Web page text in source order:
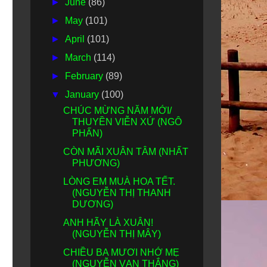
►June (86)
►
May (101)
►April (101)
►
March (114)
►
February (89)
▼January (100)
CHÚC MỪNG NĂM MỚI/
THUYỀN VIỄN XỨ (NGÔ
PHẤN)
CÒN MÃI XUÂN TÂM (NHẤT
PHƯƠNG)
LÒNG EM MUÀ HOA TẾT.
(NGUYỄN THỊ THANH
DƯƠNG)
ANH HÃY LÀ XUÂN!
(NGUYỄN THỊ MÂY)
CHIỀU BA MƯƠI NHỚ MẸ
(NGUYỄN VẠN THẮNG)